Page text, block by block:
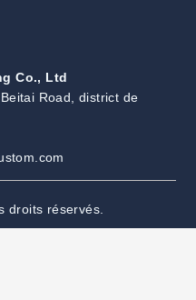
Co., Ltd
Road, district de
droits réservés.